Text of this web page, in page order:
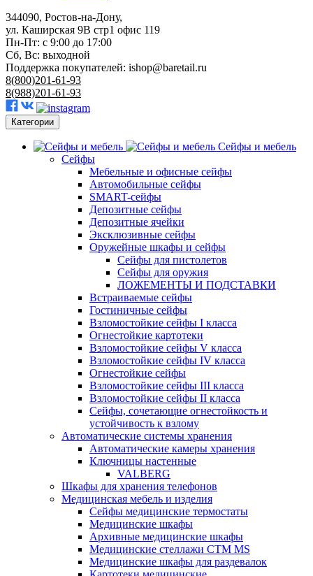
344090, Ростов-на-Дону,
ул. Каширская 9В стр1 офис 119
Пн-Пт: с 9:00 до 17:00
Сб, Вс: выходной
Поддержка покупателей: ishop@baretail.ru
8(800)201-61-93
8(988)201-61-93
Категории
Сейфы и мебель
Сейфы
Мебельные и офисные сейфы
Автомобильные сейфы
SMART-сейфы
Депозитные сейфы
Депозитные ячейки
Эксклюзивные сейфы
Оружейные шкафы и сейфы
Сейфы для пистолетов
Сейфы для оружия
ЛОЖЕМЕНТЫ И ПОДСТАВКИ
Встраиваемые сейфы
Гостиничные сейфы
Взломостойкие сейфы I класса
Огнестойкие картотеки
Взломостойкие сейфы V класса
Взломостойкие сейфы IV класса
Огнестойкие сейфы
Взломостойкие сейфы III класса
Взломостойкие сейфы II класса
Сейфы, сочетающие огнестойкость и
устойчивость к взлому
Автоматические системы хранения
Автоматические камеры хранения
Ключницы настенные
VALBERG
Шкафы для хранения телефонов
Медицинская мебель и изделия
Сейфы медицинские термостаты
Медицинские шкафы
Архивные медицинские шкафы
Медицинские стеллажи CTM MS
Медицинские шкафы для раздевалок